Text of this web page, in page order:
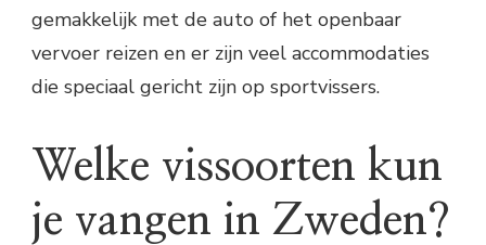
gemakkelijk met de auto of het openbaar
vervoer reizen en er zijn veel accommodaties
die speciaal gericht zijn op sportvissers.
Welke vissoorten kun
je vangen in Zweden?